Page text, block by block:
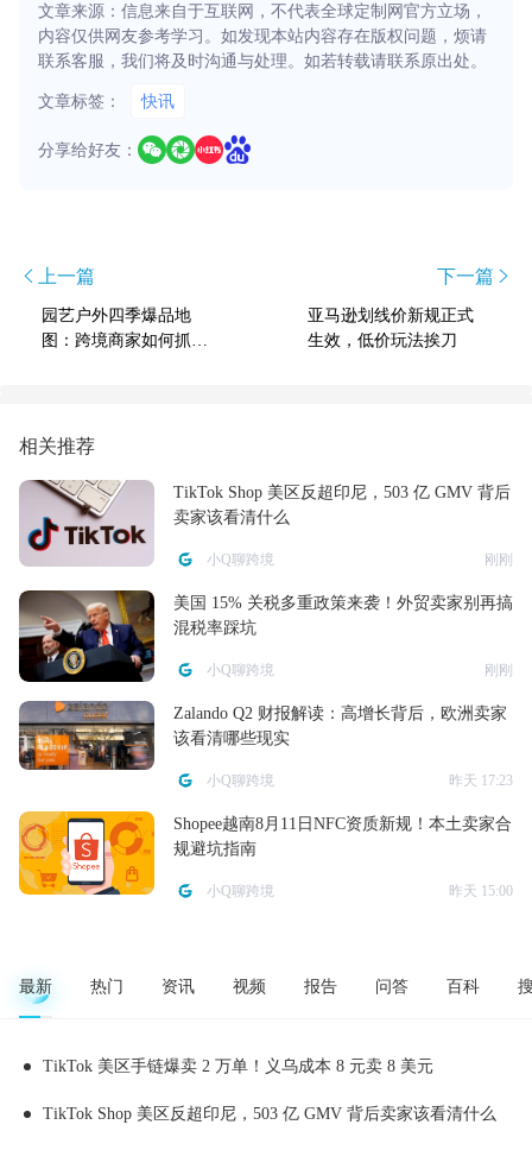
文章来源：信息来自于互联网，不代表全球定制网官方立场，
内容仅供网友参考学习。如发现本站内容存在版权问题，烦请
联系客服，我们将及时沟通与处理。如若转载请联系原出处。
文章标签： 快讯
分享给好友：
上一篇
园艺户外四季爆品地
图：跨境商家如何抓住Ti
下一篇
亚马逊划线价新规正式
生效，低价玩法挨刀
相关推荐
TikTok Shop 美区反超印尼，503 亿 GMV 背后
卖家该看清什么
小Q聊跨境 刚刚
美国 15% 关税多重政策来袭！外贸卖家别再搞
混税率踩坑
小Q聊跨境 刚刚
Zalando Q2 财报解读：高增长背后，欧洲卖家
该看清哪些现实
小Q聊跨境 昨天 17:23
Shopee越南8月11日NFC资质新规！本土卖家合
规避坑指南
小Q聊跨境 昨天 15:00
最新 热门 资讯 视频 报告 问答 百科
TikTok 美区手链爆卖 2 万单！义乌成本 8 元卖 8 美元
TikTok Shop 美区反超印尼，503 亿 GMV 背后卖家该看清什么